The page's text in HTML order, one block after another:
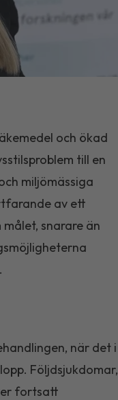
och ökad
till en
miljömässiga
av ett
snarare än
när det i
Följdsjukdomar,
fortsatt